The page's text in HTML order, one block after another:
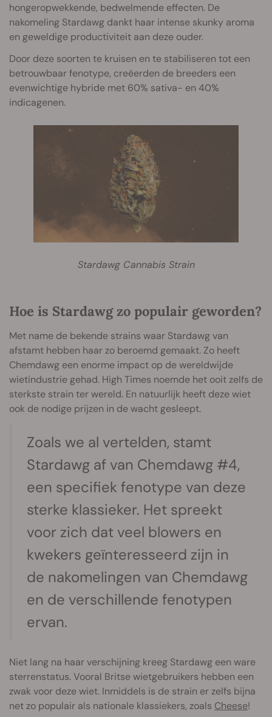
hongeropwekkende, bedwelmende effecten. De
nakomeling Stardawg dankt haar intense skunky aroma
en geweldige productiviteit aan deze ouder.
Door deze soorten te kruisen en te stabiliseren tot een
betrouwbaar fenotype, creëerden de breeders een
evenwichtige hybride met 60% sativa- en 40%
indicagenen.
Stardawg Cannabis Strain
Hoe is Stardawg zo populair geworden?
Met name de bekende strains waar Stardawg van
afstamt hebben haar zo beroemd gemaakt. Zo heeft
Chemdawg een enorme impact op de wereldwijde
wietindustrie gehad. High Times noemde het ooit zelfs de
sterkste strain ter wereld. En natuurlijk heeft deze wiet
ook de nodige prijzen in de wacht gesleept.
Zoals we al vertelden, stamt
Stardawg af van Chemdawg #4,
een specifiek fenotype van deze
sterke klassieker. Het spreekt
voor zich dat veel blowers en
kwekers geïnteresseerd zijn in
de nakomelingen van Chemdawg
en de verschillende fenotypen
ervan.
Niet lang na haar verschijning kreeg Stardawg een ware
sterrenstatus. Vooral Britse wietgebruikers hebben een
zwak voor deze wiet. Inmiddels is de strain er zelfs bijna
net zo populair als nationale klassiekers, zoals Cheese!